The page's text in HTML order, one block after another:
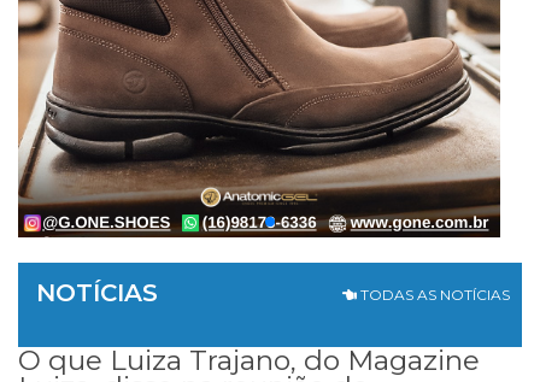
NOTÍCIAS TODAS AS NOTÍCIAS
O que Luiza Trajano, do Magazine